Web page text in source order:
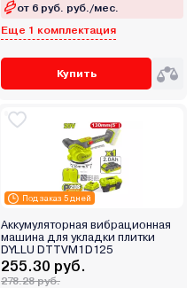
от 6 руб. руб./мес.
Еще 1 комплектация
Купить
Под заказ 5 дней
Аккумуляторная вибрационная
машина для укладки плитки
DYLLU DTTVM1D125
255.30 руб.
278.28 руб.